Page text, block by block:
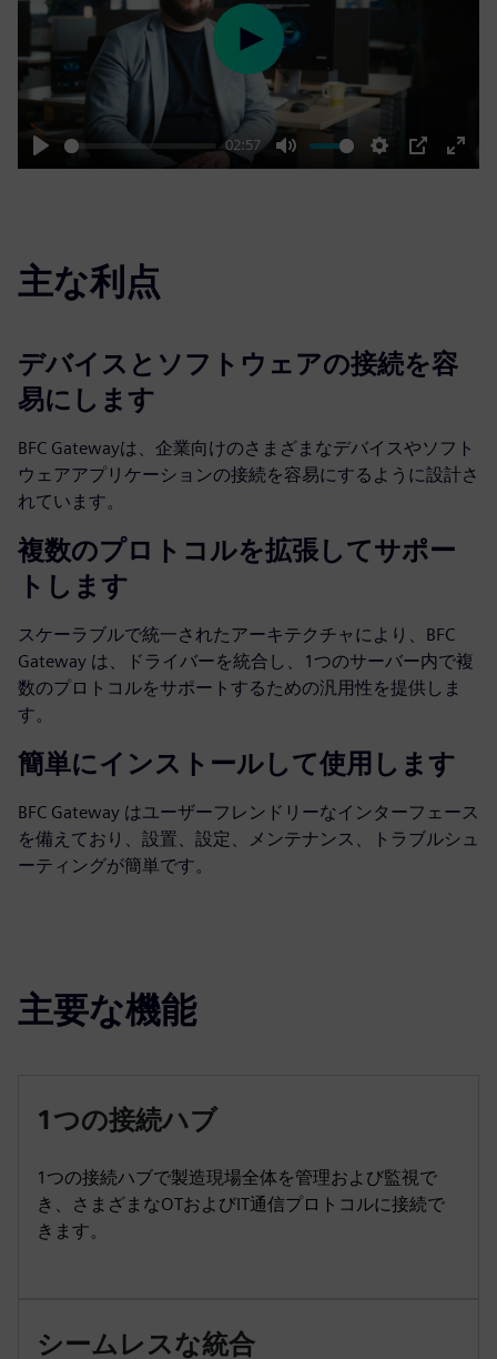
Play
02:57
Mute Settings
PIP
Enter
Play
主な利点
デバイスとソフトウェアの接続を容
易にします
BFC Gatewayは、企業向けのさまざまなデバイスやソフト
ウェアアプリケーションの接続を容易にするように設計さ
れています。
複数のプロトコルを拡張してサポー
トします
スケーラブルで統一されたアーキテクチャにより、BFC
Gateway は、ドライバーを統合し、1つのサーバー内で複
数のプロトコルをサポートするための汎用性を提供しま
す。
簡単にインストールして使用します
BFC Gateway はユーザーフレンドリーなインターフェース
を備えており、設置、設定、メンテナンス、トラブルシュ
ーティングが簡単です。
主要な機能
1つの接続ハブ
1つの接続ハブで製造現場全体を管理および監視で
き、さまざまなOTおよびIT通信プロトコルに接続で
きます。
シームレスな統合